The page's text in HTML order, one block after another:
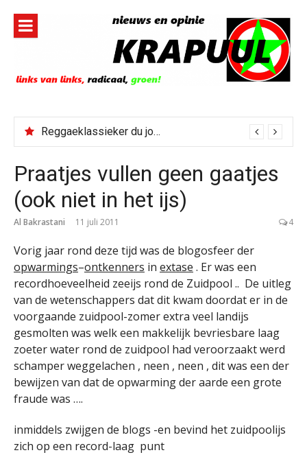
inhoud
Reggaeklassieker du jour: Revolution
Praatjes vullen geen gaatjes
(ook niet in het ijs)
Al Bakrastani 11 juli 2011 4
Vorig jaar rond deze tijd was de blogosfeer der
opwarmings–ontkenners in extase . Er was een
recordhoeveelheid zeeijs rond de Zuidpool .. De uitleg
van de wetenschappers dat dit kwam doordat er in de
voorgaande zuidpool-zomer extra veel landijs
gesmolten was welk een makkelijk bevriesbare laag
zoeter water rond de zuidpool had veroorzaakt werd
schamper weggelachen , neen , neen , dit was een der
bewijzen van dat de opwarming der aarde een grote
fraude was ….
inmiddels zwijgen de blogs -en bevind het zuidpoolijs
zich op een record-laag punt